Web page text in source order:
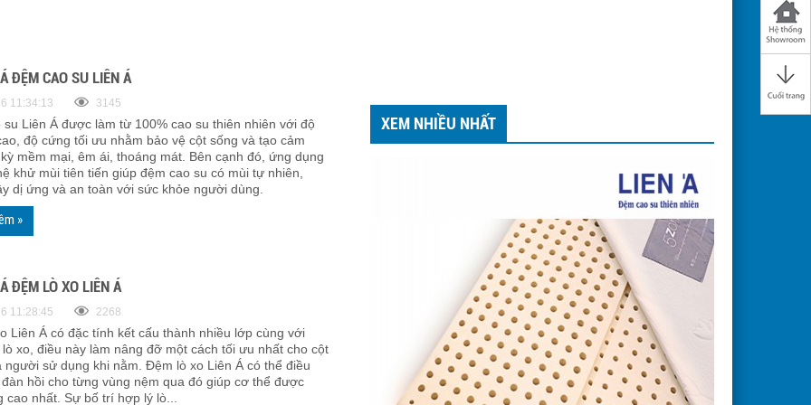
ĐỆM CAO SU LIÊN Á
11:34:13 3145
Liên Á được làm từ 100% cao su thiên nhiên với độ
độ cứng tối ưu nhằm bảo vệ cột sống và tạo cảm
mềm mại, êm ái, thoáng mát. Bên cạnh đó, ứng dụng
khử mùi tiên tiến giúp đệm cao su có mùi tự nhiên,
dị ứng và an toàn với sức khỏe người dùng.
»
ĐỆM LÒ XO LIÊN Á
11:28:45 2268
Liên Á có đặc tính kết cấu thành nhiều lớp cùng với
xo, điều này làm nâng đỡ một cách tối ưu nhất cho cột
người sử dụng khi nằm. Đệm lò xo Liên Á có thể điều
hồi cho từng vùng nệm qua đó giúp cơ thể được
cao nhất. Sự bố trí hợp lý lò...
XEM NHIỀU NHẤT